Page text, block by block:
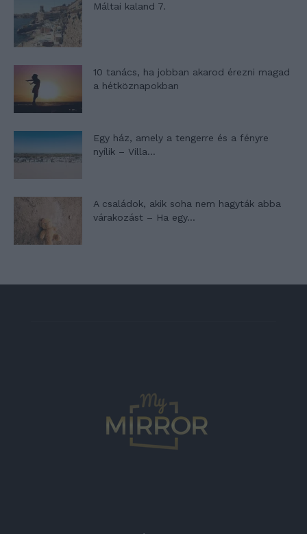
Máltai kaland 7.
10 tanács, ha jobban akarod érezni magad
a hétköznapokban
Egy ház, amely a tengerre és a fényre
nyílik – Villa...
A családok, akik soha nem hagyták abba
várakozást – Ha egy...